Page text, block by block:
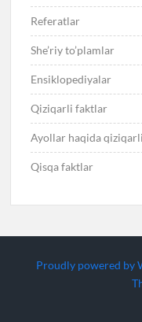
Referatlar
She’riy to’plamlar
Ensiklopediyalar
Qiziqarli faktlar
Ayollar haqida
Qisqa faktlar
Proudly powered by